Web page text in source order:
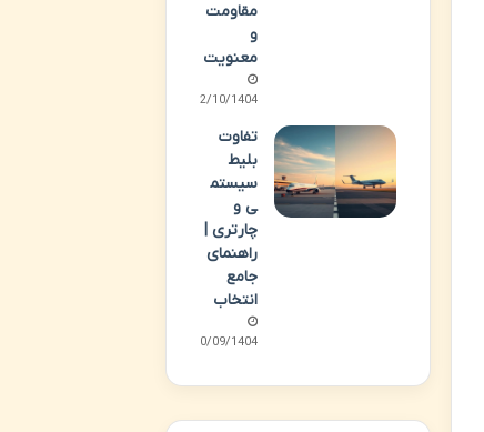
مقاومت
و
معنویت
02/10/1404
تفاوت
بلیط
سیستم
ی و
چارتری |
راهنمای
جامع
انتخاب
30/09/1404